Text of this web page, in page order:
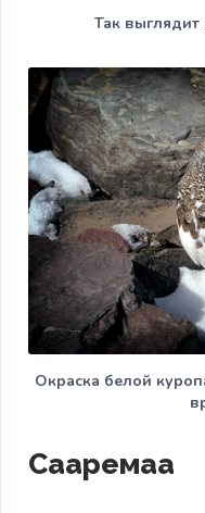
Так выглядит
Окраска белой
Сааремаа